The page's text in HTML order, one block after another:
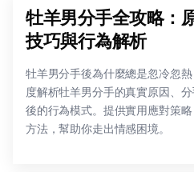
牡羊男分手全攻略：
技巧與行為解析
牡羊男分手後為什麼總是忽冷忽
度解析牡羊男分手的真實原因、
後的行為模式。提供實用應對策
方法，幫助你走出情感困境。